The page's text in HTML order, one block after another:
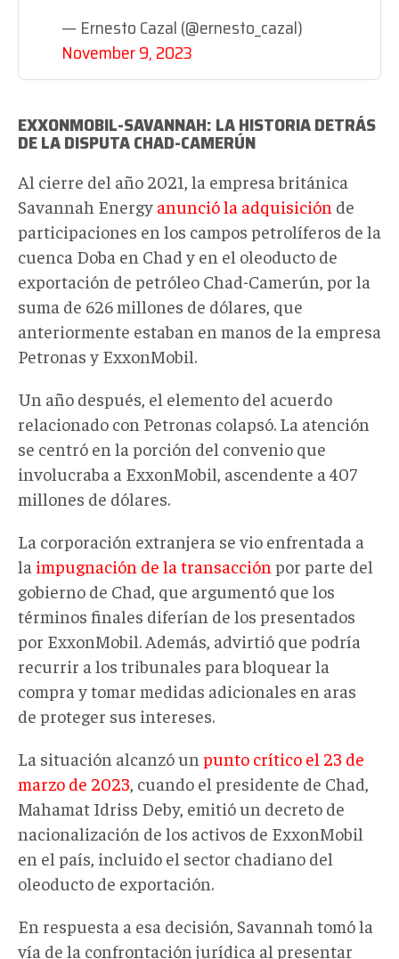
— Ernesto Cazal (@ernesto_cazal)
November 9, 2023
EXXONMOBIL-SAVANNAH: LA HISTORIA DETRÁS
DE LA DISPUTA CHAD-CAMERÚN
Al cierre del año 2021, la empresa británica
Savannah Energy anunció la adquisición de
participaciones en los campos petrolíferos de la
cuenca Doba en Chad y en el oleoducto de
exportación de petróleo Chad-Camerún, por la
suma de 626 millones de dólares, que
anteriormente estaban en manos de la empresa
Petronas y ExxonMobil.
Un año después, el elemento del acuerdo
relacionado con Petronas colapsó. La atención
se centró en la porción del convenio que
involucraba a ExxonMobil, ascendente a 407
millones de dólares.
La corporación extranjera se vio enfrentada a
la impugnación de la transacción por parte del
gobierno de Chad, que argumentó que los
términos finales diferían de los presentados
por ExxonMobil. Además, advirtió que podría
recurrir a los tribunales para bloquear la
compra y tomar medidas adicionales en aras
de proteger sus intereses.
La situación alcanzó un punto crítico el 23 de
marzo de 2023 , cuando el presidente de Chad,
Mahamat Idriss Deby, emitió un decreto de
nacionalización de los activos de ExxonMobil
en el país, incluido el sector chadiano del
oleoducto de exportación.
En respuesta a esa decisión, Savannah tomó la
vía de la confrontación jurídica al presentar